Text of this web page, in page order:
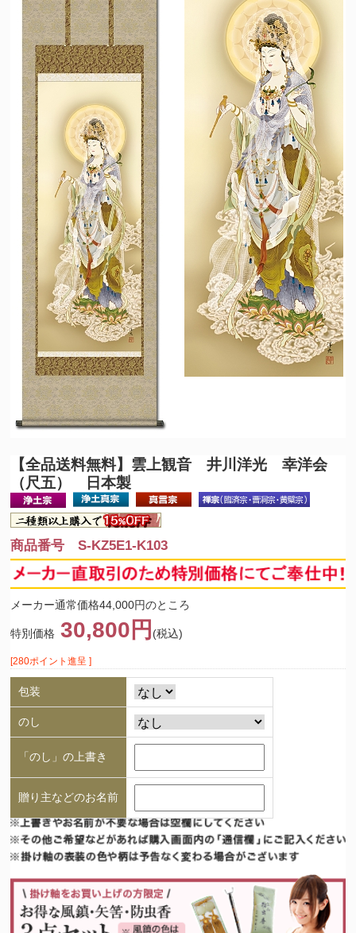
【全品送料無料】 雲上観音 井川洋光 幸洋会
（尺五） 日本製
商品番号 S-KZ5E1-K103
メーカー通常価格44,000円のところ
特別価格 30,800円 (税込)
[280ポイント進呈 ]
包装
のし
「のし」の上書き
贈り主などのお名前